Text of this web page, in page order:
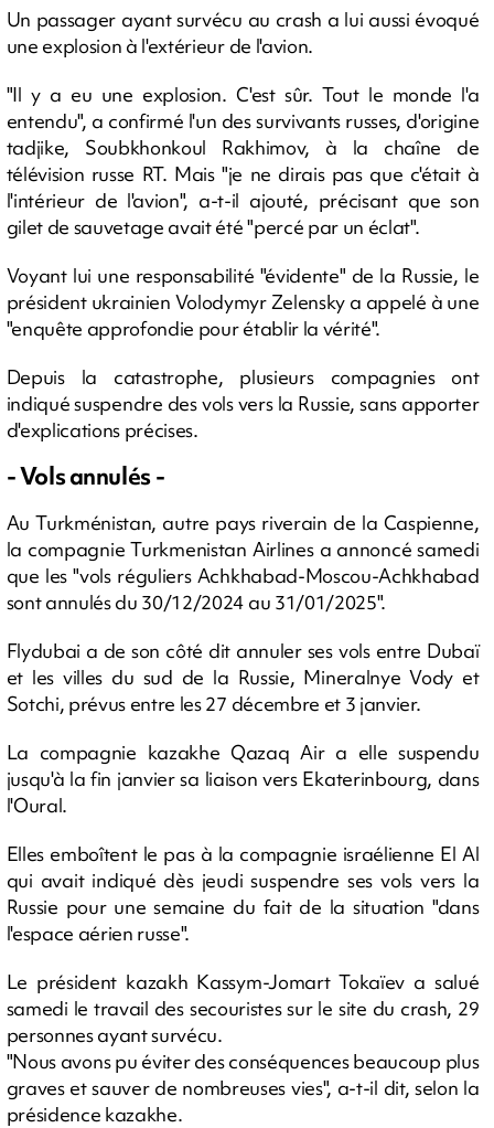
Un passager ayant survécu au crash a lui aussi évoqué
une explosion à l'extérieur de l'avion.
"Il y a eu une explosion. C'est sûr. Tout le monde l'a
entendu", a confirmé l'un des survivants russes, d'origine
tadjike, Soubkhonkoul Rakhimov, à la chaîne de
télévision russe RT. Mais "je ne dirais pas que c'était à
l'intérieur de l'avion", a-t-il ajouté, précisant que son
gilet de sauvetage avait été "percé par un éclat".
Voyant lui une responsabilité "évidente" de la Russie, le
président ukrainien Volodymyr Zelensky a appelé à une
"enquête approfondie pour établir la vérité".
Depuis la catastrophe, plusieurs compagnies ont
indiqué suspendre des vols vers la Russie, sans apporter
d'explications précises.
- Vols annulés -
Au Turkménistan, autre pays riverain de la Caspienne,
la compagnie Turkmenistan Airlines a annoncé samedi
que les "vols réguliers Achkhabad-Moscou-Achkhabad
sont annulés du 30/12/2024 au 31/01/2025".
Flydubai a de son côté dit annuler ses vols entre Dubaï
et les villes du sud de la Russie, Mineralnye Vody et
Sotchi, prévus entre les 27 décembre et 3 janvier.
La compagnie kazakhe Qazaq Air a elle suspendu
jusqu'à la fin janvier sa liaison vers Ekaterinbourg, dans
l'Oural.
Elles emboîtent le pas à la compagnie israélienne El Al
qui avait indiqué dès jeudi suspendre ses vols vers la
Russie pour une semaine du fait de la situation "dans
l'espace aérien russe".
Le président kazakh Kassym-Jomart Tokaïev a salué
samedi le travail des secouristes sur le site du crash, 29
personnes ayant survécu.
"Nous avons pu éviter des conséquences beaucoup plus
graves et sauver de nombreuses vies", a-t-il dit, selon la
présidence kazakhe.